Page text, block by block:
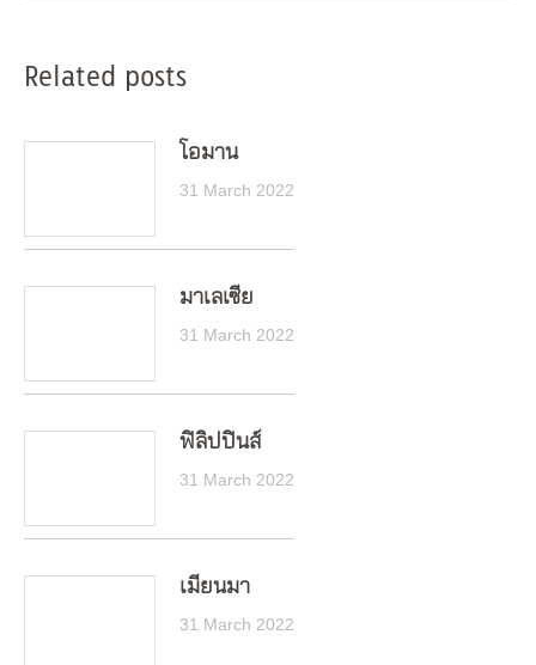
Related posts
โอมาน
31 March 2022
มาเลเซีย
31 March 2022
ฟิลิปปินส์
31 March 2022
เมียนมา
31 March 2022